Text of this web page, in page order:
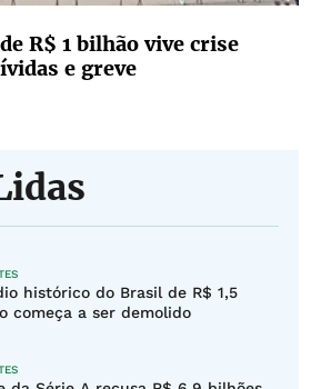
R$ 1 bilhão vive crise
e greve
histórico do Brasil de R$ 1,5
começa a ser demolido